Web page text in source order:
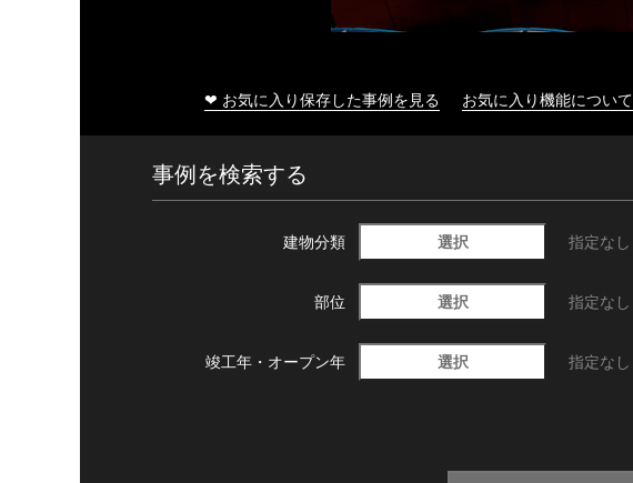
❤ お気に入り保存した事例を見る お気に入り機能について
事例を検索する
建物分類 選択 指定なし
部位 選択 指定なし
竣工年・ オープン年 選択 指定なし